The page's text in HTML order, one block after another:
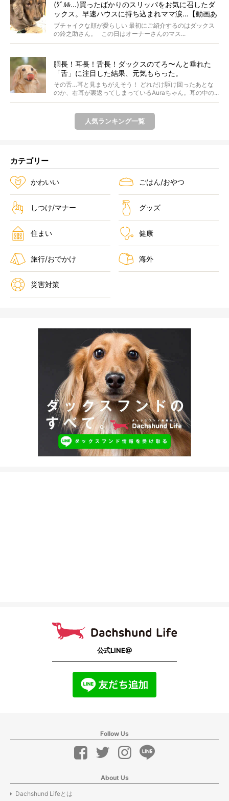
(ｸﾞﾙﾙ…)買ったばかりのスリッパをお気に召したダ
ックス。早速ハウスに持ち込まれママ涙…【動画あ
り】
ブチャイクな顔が愛らしい 最初にご紹介するのはダックス
の鈴之助さん。 この日はオーナーさんのマス...
胴長！耳長！舌長！ダックスのてろ〜んと垂れた
「舌」に注目した結果、元気もらった。
その舌…耳と見まちがえそう！ どれだけ駆け回ったあとな
のか、右耳が裏返ってしまっているAuraちゃん。耳の中の...
人気ランキング一覧
カテゴリー
かわいい ごはん/おやつ
しつけ/マナー グッズ
住まい 健康
旅行/おでかけ 海外
災害対策
公式LINE@
Follow Us
About Us
Dachshund Lifeとは